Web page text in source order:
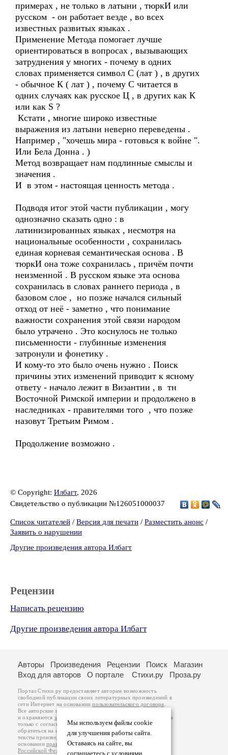
примерах , не только в латыни , тюркИ или
русском - он работает везде , во всех
известных развитых языках .
Применение Метода помогает лучше
ориентироваться в вопросах , вызывающих
затруднения у многих - почему в одних
словах применяется символ С (лат ) , в других
- обычное К ( лат ) , почему С читается в
одних случаях как русское Ц , в других как К
или как S ?
Кстати , многие широко известные
выражения из латыни неверно переведены .
Например , "хочешь мира - готовься к войне ".
Или Бела Донна . )
Метод возвращает нам подлинные смыслы и
значения .
И в этом - настоящая ценность метода .
Подводя итог этой части публикации , могу
однозначно сказать одно : в
латинизированных языках , несмотря на
национальные особенности , сохранилась
единая корневая семантическая основа . В
тюркИ она тоже сохранилась , причём почти
неизменной . В русском языке эта основа
сохранилась в словах раннего периода , в
базовом слое , но позже начался сильный
отход от неё - заметно , что понимание
важности сохранения этой связи народом
было утрачено . Это коснулось не только
письменности - глубинные изменения
затронули и фонетику .
И кому-то это было очень нужно . Поиск
причины этих изменений приводит к ясному
ответу - начало лежит в Византии , в тн
Восточной Римской империи и продолжено в
наследниках - правителями того , что позже
назовут Третьим Римом .
Продолжение возможно .
© Copyright: Илбагт, 2026
Свидетельство о публикации №126051000037
Список читателей / Версия для печати / Разместить анонс /
Заявить о нарушении
Другие произведения автора Илбагт
Рецензии
Написать рецензию
Другие произведения автора Илбагт
Мы используем файлы cookie
для улучшения работы сайта.
Оставаясь на сайте, вы
соглашаетесь с условиями
Авторы Произведения Рецензии Поиск
Магазин
Вход для авторов
О портале Стихи.ру Проза.ру
Портал Стихи.ру предоставляет авторам возможность
свободной публикации своих литературных произведений в
сети Интернет на основаниипользовательского договора
Все авторские права на произведения принадлежат авторам
и охраняются законом
. Перепечатка произведений возможна
только с согласия его автора, к которому вы можете
обратиться на его авторской странице. Ответственность за
тексты произведений авторы несут самостоятельно на
основанииправил публикацииизаконодательства
Российской Федерации